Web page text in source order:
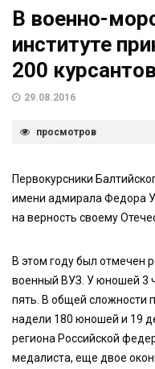
В военно-
институте
200 курсантов
29.08.2016
просмотров
Первокурсники
имени адмирала Федора
на верность своему
В этом году был отмечен
военный ВУЗ. У юношей 3
пять. В общей сложности
надели 180 юношей и 19
региона Российской
медалиста, еще двое